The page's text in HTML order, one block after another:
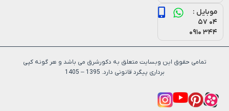
موبایل :
۰۴ ۵۷
۳۴۴ ۰۹۱۰
تمامی حقوق این وبسایت متعلق به دکورشرق می باشد و هر گونه کپی
برداری پیگرد قانونی دارد. 1395 – 1405